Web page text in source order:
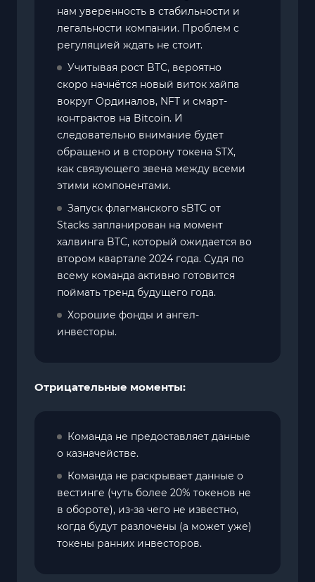
нам уверенность в стабильности и
легальности компании. Проблем с
регуляцией ждать не стоит.
Учитывая рост BTC, вероятно
скоро начнётся новый виток хайпа
вокруг Ординалов, NFT и смарт-
контрактов на Bitcoin. И
следовательно внимание будет
обращено и в сторону токена STX,
как связующего звена между всеми
этими компонентами.
Запуск флагманского sBTC от
Stacks запланирован на момент
халвинга BTC, который ожидается во
втором квартале 2024 года. Судя по
всему команда активно готовится
поймать тренд будущего года.
Хорошие фонды и ангел-
инвесторы.
Отрицательные моменты:
Команда не предоставляет данные
о казначействе.
Команда не раскрывает данные о
вестинге (чуть более 20% токенов не
в обороте), из-за чего не известно,
когда будут разлочены (а может уже)
токены ранних инвесторов.